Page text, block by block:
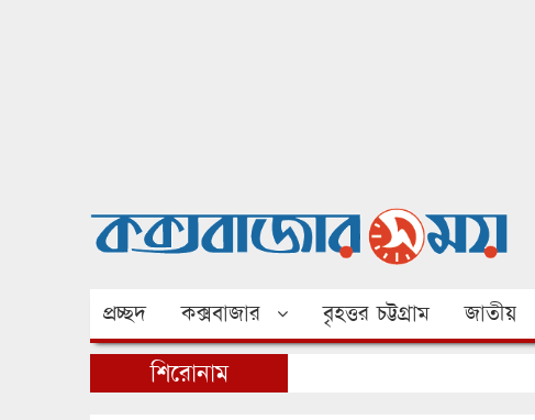
প্রচ্ছদ কক্সবাজার বৃহত্তর চট্টগ্রাম জাতীয়
শিরোনাম